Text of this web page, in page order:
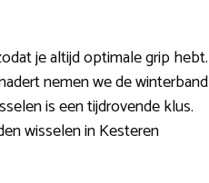
je altijd optimale grip hebt.
nemen we de winterband
is een tijdrovende klus.
wisselen in Kesteren